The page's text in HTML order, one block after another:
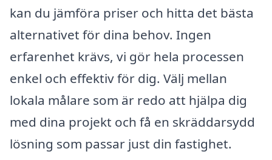
kan du jämföra priser och hitta det bästa
alternativet för dina behov. Ingen
erfarenhet krävs, vi gör hela processen
enkel och effektiv för dig. Välj mellan
lokala målare som är redo att hjälpa dig
med dina projekt och få en skräddarsydd
lösning som passar just din fastighet.